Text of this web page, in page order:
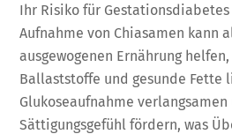
Ihr Risiko für
Aufnahme von Chiasamen kann
ausgewogenen Ernährung
Ballaststoffe und gesunde Fette
Glukoseaufnahme verlangsamen
Sättigungsgefühl fördern, was